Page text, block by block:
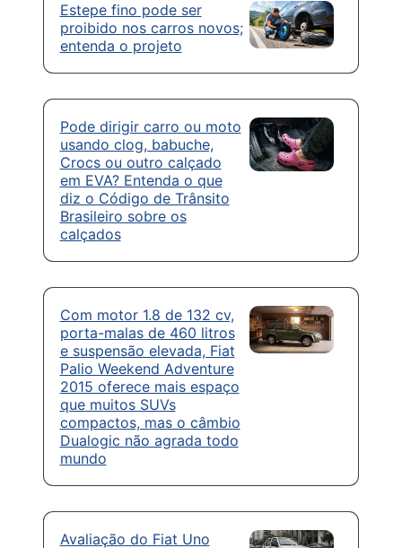
Estepe fino pode ser
proibido nos carros novos;
entenda o projeto
Pode dirigir carro ou moto
usando clog, babuche,
Crocs ou outro calçado
em EVA? Entenda o que
diz o Código de Trânsito
Brasileiro sobre os
calçados
Com motor 1.8 de 132 cv,
porta-malas de 460 litros
e suspensão elevada, Fiat
Palio Weekend Adventure
2015 oferece mais espaço
que muitos SUVs
compactos, mas o câmbio
Dualogic não agrada todo
mundo
Avaliação do Fiat Uno